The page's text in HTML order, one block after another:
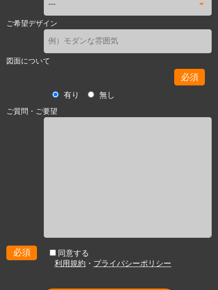
ご希望デザイン
図面について
必須
有り
無し
ご質問・ご要望
必須
同意する
利用規約 ・ プライバシーポリシー